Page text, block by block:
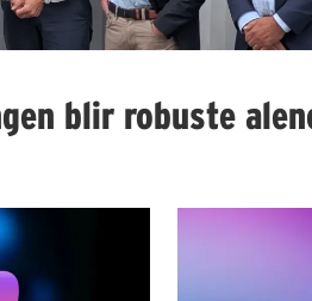
blir robuste